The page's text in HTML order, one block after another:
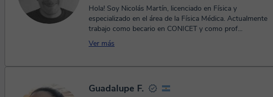
Hola! Soy Nicolás Martín, licenciado en Física y
especializado en el área de la Física Médica. Actualmente
trabajo como becario en CONICET y como prof...
Ver más
Guadalupe F.